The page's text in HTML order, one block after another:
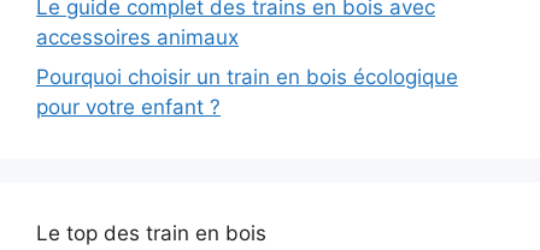
Le guide complet des trains en bois avec
accessoires animaux
Pourquoi choisir un train en bois écologique
pour votre enfant ?
Le top des train en bois